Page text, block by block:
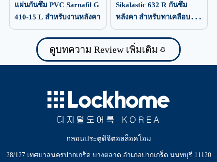
แผ่นกันซึม PVC Sarnafil G
410-15 L สำหรับงานหลังคา
Sikalastic 632 R กันซึม
หลังคา สำหรับทาเคลือบ
ป้องกันน้ำรั่วซึม
ดูบทความ Review เพิ่มเติม
กลอนประตูดิจิตอลล็อคโฮม
28/127 เทศบาลนครปากเกร็ด บางตลาด อำเภอปากเกร็ด นนทบุรี 11120